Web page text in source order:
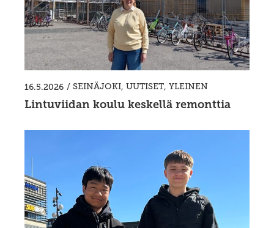
16.5.2026 / SEINÄJOKI, UUTISET, YLEINEN
Lintuviidan koulu keskellä remonttia